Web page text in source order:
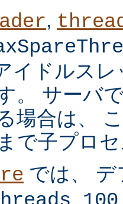
,
イドルス
。 サーバ
場合は、
で子プロ
では、